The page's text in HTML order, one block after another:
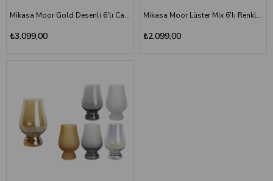
Mikasa Moor Gold Desenli 6'lı Cam Likör Bardağı Seti 70 ml
₺3.099,00
Mikasa Moor Lüster Mix 6'lı Renkli Ayaklı Cam Bardak Seti 110 ml
₺2.099,00